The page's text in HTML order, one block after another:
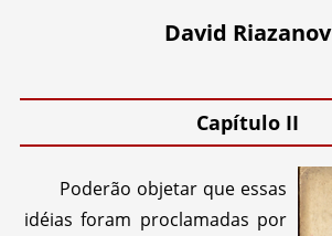
David Riazanov
Capítulo II
Poderão objetar que essas
idéias foram proclamadas por